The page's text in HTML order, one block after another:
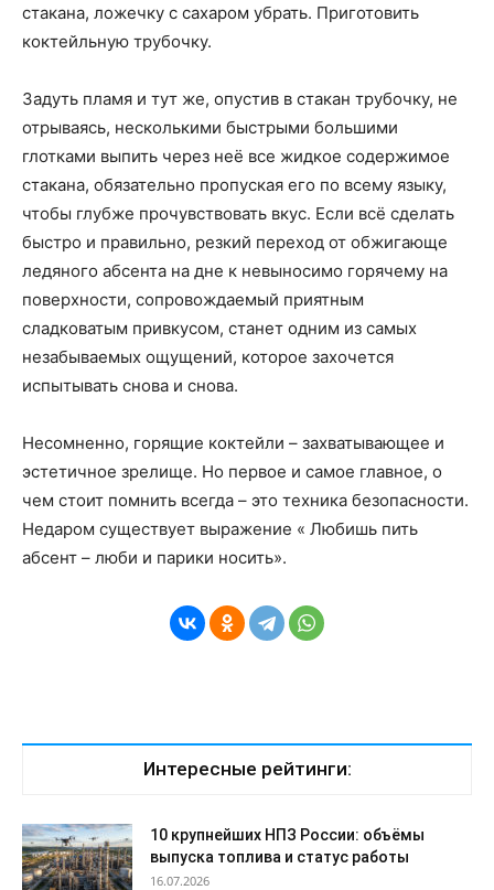
стакана, ложечку с сахаром убрать. Приготовить
коктейльную трубочку.
Задуть пламя и тут же, опустив в стакан трубочку, не
отрываясь, несколькими быстрыми большими
глотками выпить через неё все жидкое содержимое
стакана, обязательно пропуская его по всему языку,
чтобы глубже прочувствовать вкус. Если всё сделать
быстро и правильно, резкий переход от обжигающе
ледяного абсента на дне к невыносимо горячему на
поверхности, сопровождаемый приятным
сладковатым привкусом, станет одним из самых
незабываемых ощущений, которое захочется
испытывать снова и снова.
Несомненно, горящие коктейли – захватывающее и
эстетичное зрелище. Но первое и самое главное, о
чем стоит помнить всегда – это техника безопасности.
Недаром существует выражение « Любишь пить
абсент – люби и парики носить».
Интересные рейтинги:
10 крупнейших НПЗ России: объёмы
выпуска топлива и статус работы
16.07.2026